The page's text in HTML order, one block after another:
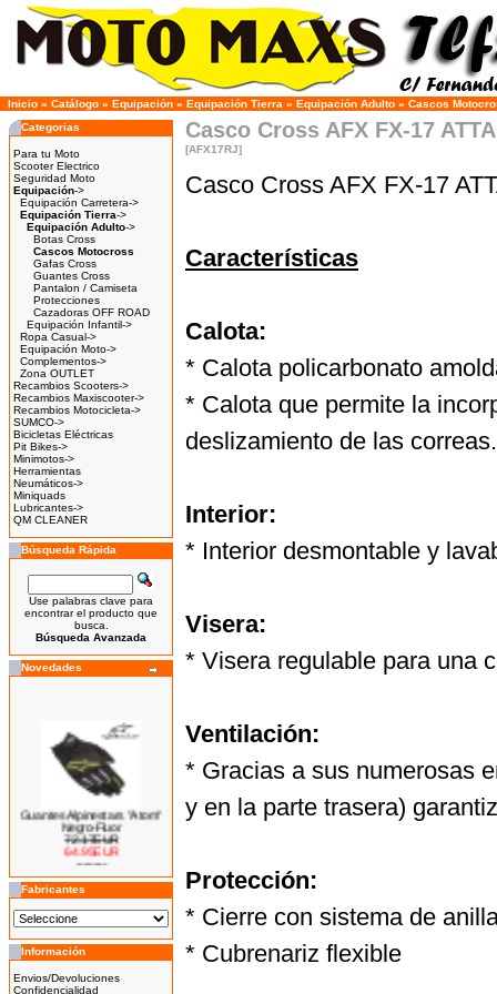
Inicio » Catálogo » Equipación » Equipación Tierra » Equipación Adulto » Cascos
Categorias
Para tu Moto
Scooter Electrico
Seguridad Moto
Equipación->
Equipación Carretera->
Equipación Tierra->
Equipación Adulto->
Botas Cross
Cascos Motocross
Gafas Cross
Guantes Cross
Pantalon / Camiseta
Protecciones
Cazadoras OFF ROAD
Equipación Infantil->
Ropa Casual->
Equipación Moto->
Complementos->
Zona OUTLET
Recambios Scooters->
Recambios Maxiscooter->
Recambios Motocicleta->
SUMCO->
Bicicletas Eléctricas
Pit Bikes->
Minimotos->
Herramientas
Neumáticos->
Miniquads
Lubricantes->
QM CLEANER
Búsqueda Rápida
Use palabras clave para
encontrar el producto que
busca.
Búsqueda Avanzada
Novedades
Negro-Fluor
72.17EUR
64.95EUR
---------
Bicicleta Eléctrica Niño 100w
425.00EUR
Fabricantes
Información
Envios/Devoluciones
Confidencialidad
Casco Cross AFX FX-17
[AFX17RJ]
Casco Cross AFX FX-17
Características
Calota:
* Calota policarbonato
* Calota que permite la
deslizamiento de las correas.
Interior:
* Interior desmontable y
Visera:
* Visera regulable para una
Ventilación:
* Gracias a sus numerosas
y en la parte trasera)
Protección:
* Cierre con sistema de
* Cubrenariz flexible